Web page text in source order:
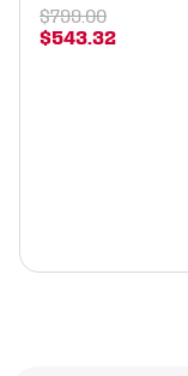
$543.32
$799.00